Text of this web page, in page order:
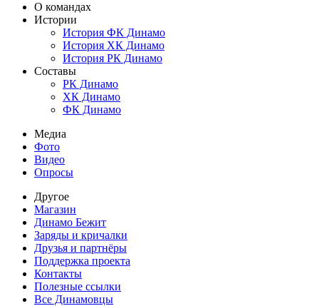
О командах
Истории
История ФК Динамо
История ХК Динамо
История РК Динамо
Составы
РК Динамо
ХК Динамо
ФК Динамо
Медиа
Фото
Видео
Опросы
Другое
Магазин
Динамо Бежит
Заряды и кричалки
Друзья и партнёры
Поддержка проекта
Контакты
Полезные ссылки
Все Динамовцы